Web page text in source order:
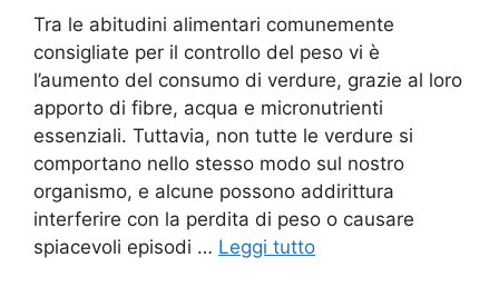
Tra le abitudini alimentari comunemente
consigliate per il controllo del peso vi è
l’aumento del consumo di verdure, grazie al loro
apporto di fibre, acqua e micronutrienti
essenziali. Tuttavia, non tutte le verdure si
comportano nello stesso modo sul nostro
organismo, e alcune possono addirittura
interferire con la perdita di peso o causare
spiacevoli episodi … Leggi tutto